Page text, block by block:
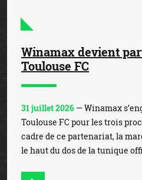
Winamax devient
Toulouse FC
31 juillet 2026 — Winamax
Toulouse FC pour les trois
cadre de ce partenariat, la
le haut du dos de la tunique